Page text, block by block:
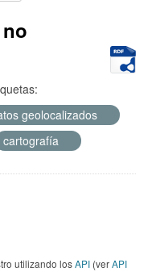
geolocalizados
cartografía
utilizando losAPI (verAPI